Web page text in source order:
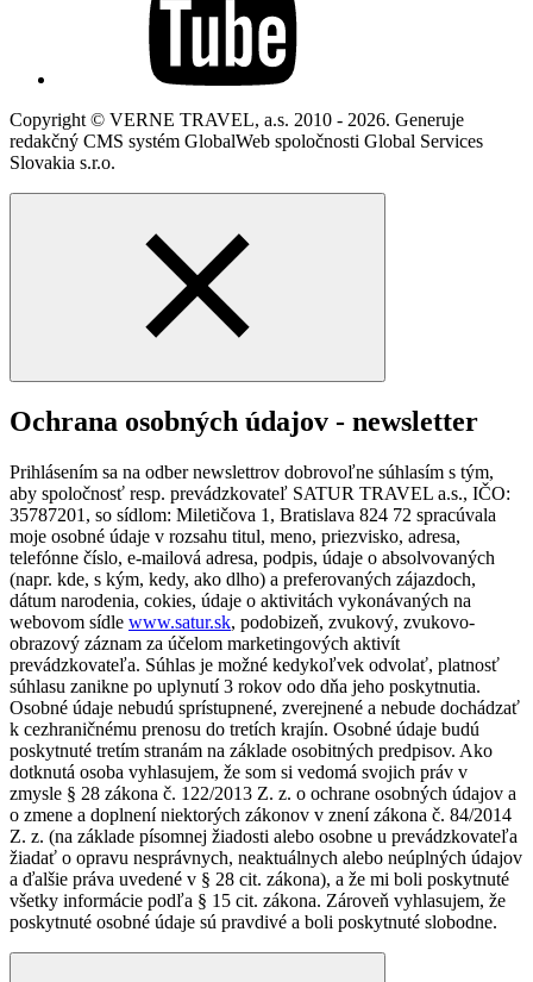
Copyright © VERNE TRAVEL, a.s. 2010 - 2026. Generuje
redakčný CMS systém GlobalWeb spoločnosti Global Services
Slovakia s.r.o.
Ochrana osobných údajov - newsletter
Prihlásením sa na odber newslettrov dobrovoľne súhlasím s tým,
aby spoločnosť resp. prevádzkovateľ SATUR TRAVEL a.s., IČO:
35787201, so sídlom: Miletičova 1, Bratislava 824 72 spracúvala
moje osobné údaje v rozsahu titul, meno, priezvisko, adresa,
telefónne číslo, e-mailová adresa, podpis, údaje o absolvovaných
(napr. kde, s kým, kedy, ako dlho) a preferovaných zájazdoch,
dátum narodenia, cokies, údaje o aktivitách vykonávaných na
webovom sídle www.satur.sk, podobizeň, zvukový, zvukovo-
obrazový záznam za účelom marketingových aktivít
prevádzkovateľa. Súhlas je možné kedykoľvek odvolať, platnosť
súhlasu zanikne po uplynutí 3 rokov odo dňa jeho poskytnutia.
Osobné údaje nebudú sprístupnené, zverejnené a nebude dochádzať
k cezhraničnému prenosu do tretích krajín. Osobné údaje budú
poskytnuté tretím stranám na základe osobitných predpisov. Ako
dotknutá osoba vyhlasujem, že som si vedomá svojich práv v
zmysle § 28 zákona č. 122/2013 Z. z. o ochrane osobných údajov a
o zmene a doplnení niektorých zákonov v znení zákona č. 84/2014
Z. z. (na základe písomnej žiadosti alebo osobne u prevádzkovateľa
žiadať o opravu nesprávnych, neaktuálnych alebo neúplných údajov
a ďalšie práva uvedené v § 28 cit. zákona), a že mi boli poskytnuté
všetky informácie podľa § 15 cit. zákona. Zároveň vyhlasujem, že
poskytnuté osobné údaje sú pravdivé a boli poskytnuté slobodne.